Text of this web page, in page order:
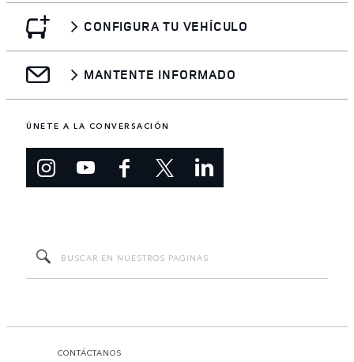
CONFIGURA TU VEHÍCULO
MANTENTE INFORMADO
ÚNETE A LA CONVERSACIÓN
CONTÁCTANOS